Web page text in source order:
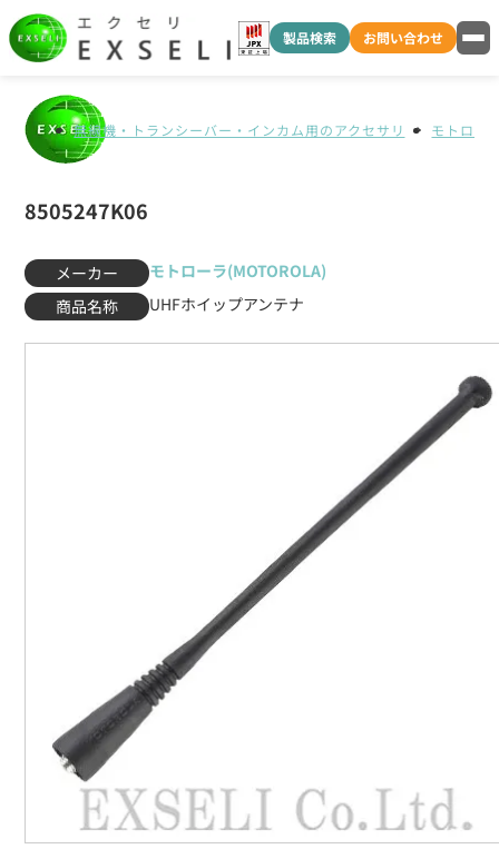
製品検索 お問い合わせ
無線機・トランシーバー・インカム用のアクセサリ モトロー
8505247K06
メーカー
モトローラ(MOTOROLA)
商品名称
UHFホイップアンテナ